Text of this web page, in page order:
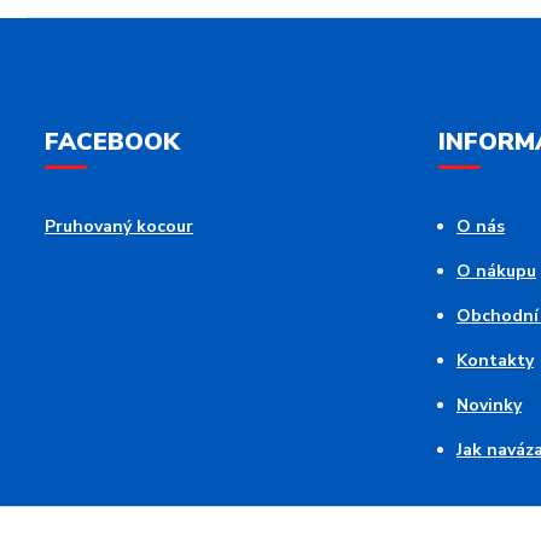
FACEBOOK
Pruhovaný kocour
O nás
O nákupu
Kontakty
Novinky
Jak